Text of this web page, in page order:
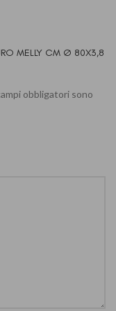
MELLY CM Ø 80X3,8
obbligatori sono